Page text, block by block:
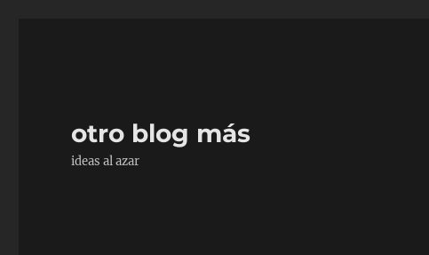
otro blog más
ideas al azar